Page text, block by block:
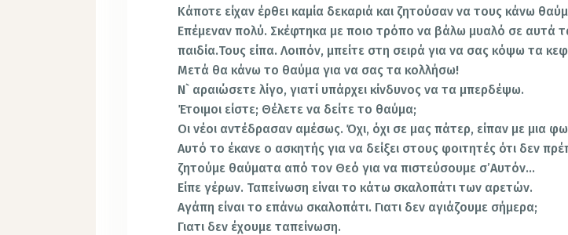
Κάποτε είχαν έρθει καμία δεκαριά και ζητούσαν να τους κάνω
Επέμεναν πολύ. Σκέφτηκα με ποιο τρόπο να βάλω μυαλό σε αυτά
παιδία.Τους είπα. Λοιπόν, μπείτε στη σειρά για να σας κόψω τα
Μετά θα κάνω το θαύμα για να σας τα κολλήσω!
Ν` αραιώσετε λίγο, γιατί υπάρχει κίνδυνος να τα μπερδέψω.
Έτοιμοι είστε; Θέλετε να δείτε το θαύμα;
Οι νέοι αντέδρασαν αμέσως. Όχι, όχι σε μας πάτερ, είπαν με μια
Αυτό το έκανε ο ασκητής για να δείξει στους φοιτητές ότι δεν
ζητούμε θαύματα από τον Θεό για να πιστεύσουμε σ’Αυτόν…
Είπε γέρων. Ταπείνωση είναι το κάτω σκαλοπάτι των αρετών.
Αγάπη είναι το επάνω σκαλοπάτι. Γιατι δεν αγιάζουμε σήμερα;
Γιατι δεν έχουμε ταπείνωση.